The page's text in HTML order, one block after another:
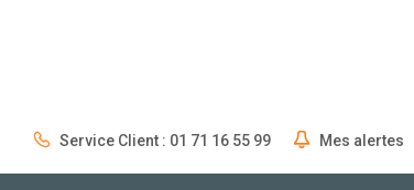
Service Client : 01 71 16 55 99 Mes alertes